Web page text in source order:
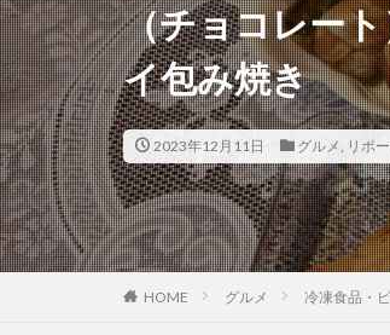
（チョコレー
イ包み焼き
2023年12月11日 グルメ, リポ
HOME グルメ 冷凍食品・